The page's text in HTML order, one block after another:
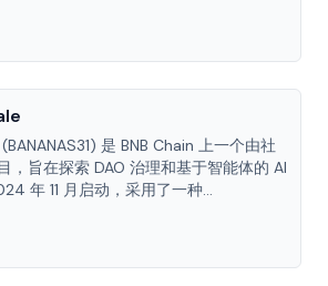
是 BNB Chain 上一个由社
，旨在探索 DAO 治理和基于智能体的 AI
年 11 月启动，采用了一种...